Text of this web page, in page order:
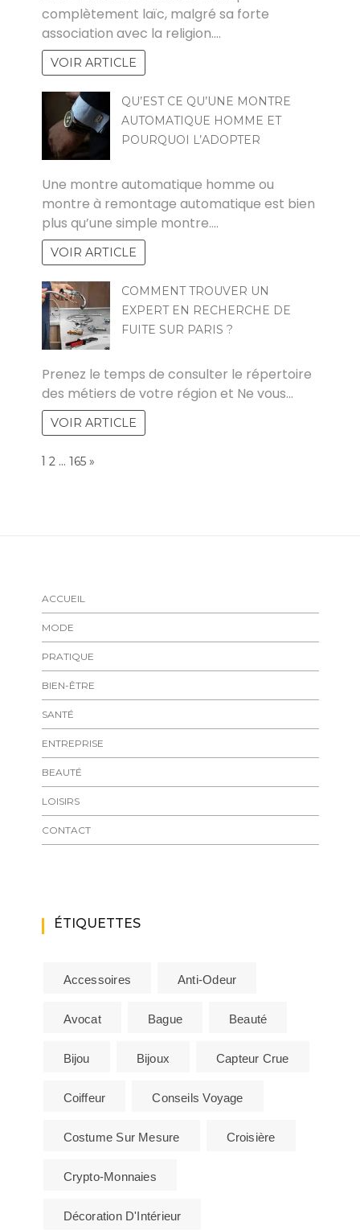
complètement laïc, malgré sa forte
association avec la religion.…
VOIR ARTICLE
QU’EST CE QU’UNE MONTRE
AUTOMATIQUE HOMME ET
POURQUOI L’ADOPTER
Une montre automatique homme ou
montre à remontage automatique est bien
plus qu’une simple montre.…
VOIR ARTICLE
COMMENT TROUVER UN
EXPERT EN RECHERCHE DE
FUITE SUR PARIS ?
Prenez le temps de consulter le répertoire
des métiers de votre région et Ne vous…
VOIR ARTICLE
Page:
1 2 … 165 NEXT
»
ACCUEIL
MODE
PRATIQUE
BIEN-ÊTRE
SANTÉ
ENTREPRISE
BEAUTÉ
LOISIRS
CONTACT
ÉTIQUETTES
Accessoires Anti-Odeur
Avocat Bague Beauté
Bijou Bijoux Capteur Crue
Coiffeur Conseils Voyage
Costume Sur Mesure Croisière
Crypto-Monnaies
Décoration D'Intérieur